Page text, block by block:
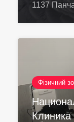
1137
Фізичний
Клиника